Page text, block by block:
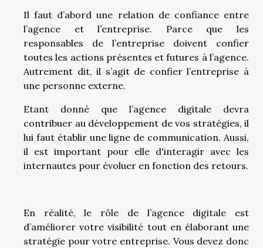
Il faut d’abord une relation de confiance entre
l’agence et l’entreprise. Parce que les
responsables de l’entreprise doivent confier
toutes les actions présentes et futures à l’agence.
Autrement dit, il s’agit de confier l’entreprise à
une personne externe.
Etant donné que l’agence digitale devra
contribuer au développement de vos stratégies, il
lui faut établir une ligne de communication. Aussi,
il est important pour elle d'interagir avec les
internautes pour évoluer en fonction des retours.
En réalité, le rôle de l’agence digitale est
d’améliorer votre visibilité tout en élaborant une
stratégie pour votre entreprise. Vous devez donc